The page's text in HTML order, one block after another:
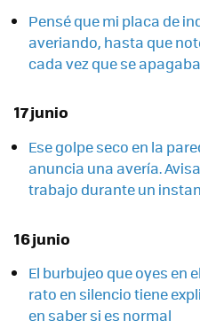
Pensé que mi placa de
averiando, hasta que
cada vez que se apagaba
17 junio
Ese golpe seco en la
anuncia una avería.
trabajo durante un
16 junio
El burbujeo que oyes en
rato en silencio tiene
en saber si es normal